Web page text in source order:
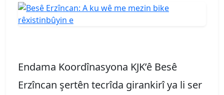
Endama Koordînasyona KJK’ê Besê
Erzîncan şertên tecrîda girankirî ya li ser